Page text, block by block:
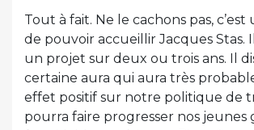
Tout à fait. Ne le cachons pas,
de pouvoir accueillir Jacques Stas.
un projet sur deux ou trois ans. Il
certaine aura qui aura très
effet positif sur notre politique de
pourra faire progresser nos jeunes